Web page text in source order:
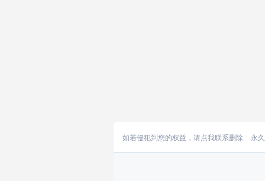
如若侵犯到您的权益，请点我联系删除 永